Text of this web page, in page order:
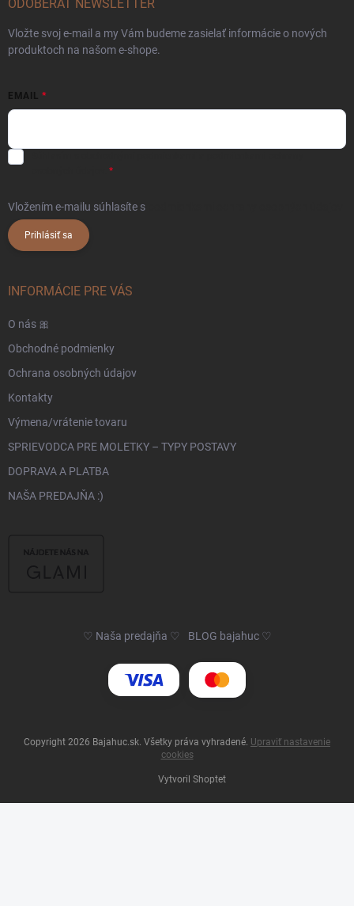
ODOBERAŤ NEWSLETTER
Vložte svoj e-mail a my Vám budeme zasielať informácie o nových
produktoch na našom e-shope.
EMAIL
Vložením e-mailu súhlasíte s
Prihlásiť sa
INFORMÁCIE PRE VÁS
O nás 🎀
Obchodné podmienky
Ochrana osobných údajov
Kontakty
Výmena/vrátenie tovaru
SPRIEVODCA PRE MOLETKY – TYPY POSTAVY
DOPRAVA A PLATBA
NAŠA PREDAJŇA :)
♡ Naša predajňa ♡ BLOG bajahuc ♡
Vytvoril Shoptet
Copyright 2026 Bajahuc.sk . Všetky práva vyhradené. Upraviť nastavenie
cookies